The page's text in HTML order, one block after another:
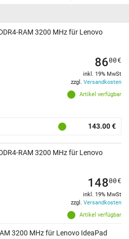
RAM 3200 MHz für Lenovo
Artikel verfügbar
8600€
inkl. 19% MwSt
zzgl. Versandkosten
143.00 €
RAM 3200 MHz für Lenovo
Artikel verfügbar
14800€
inkl. 19% MwSt
zzgl. Versandkosten
3200 MHz für Lenovo IdeaPad